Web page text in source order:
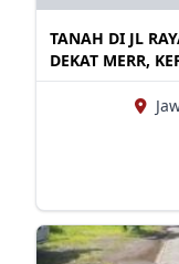
TANAH DI JL
DEKAT MERR,